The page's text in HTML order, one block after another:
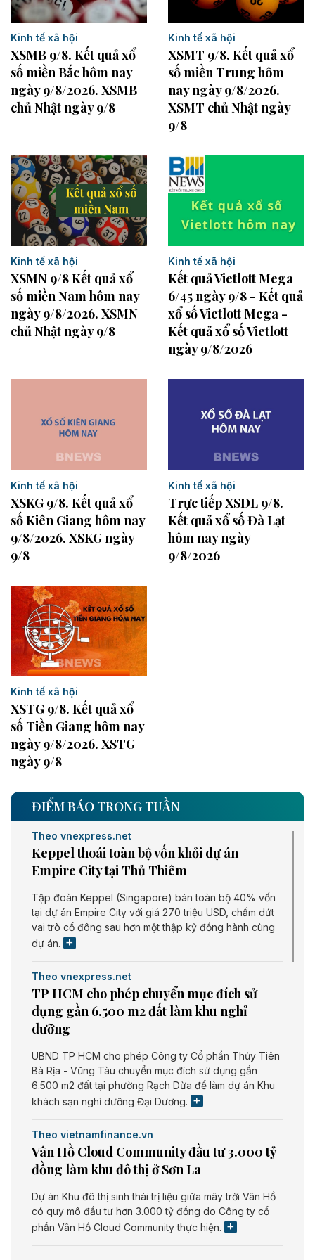
Kinh tế xã hội
XSMB 9/8. Kết quả xổ
số miền Bắc hôm nay
ngày 9/8/2026. XSMB
chủ Nhật ngày 9/8
Kinh tế xã hội
XSMT 9/8. Kết quả xổ
số miền Trung hôm
nay ngày 9/8/2026.
XSMT chủ Nhật ngày
9/8
Kinh tế xã hội
XSMN 9/8 Kết quả xổ
số miền Nam hôm nay
ngày 9/8/2026. XSMN
chủ Nhật ngày 9/8
Kinh tế xã hội
Kết quả Vietlott Mega
6/45 ngày 9/8 - Kết quả
xổ số Vietlott Mega -
Kết quả xổ số Vietlott
ngày 9/8/2026
Kinh tế xã hội
XSKG 9/8. Kết quả xổ
số Kiên Giang hôm nay
9/8/2026. XSKG ngày
9/8
Kinh tế xã hội
Trực tiếp XSĐL 9/8.
Kết quả xổ số Đà Lạt
hôm nay ngày
9/8/2026
Kinh tế xã hội
XSTG 9/8. Kết quả xổ
số Tiền Giang hôm nay
ngày 9/8/2026. XSTG
ngày 9/8
ĐIỂM BÁO TRONG TUẦN
Theo vnexpress.net
Keppel thoái toàn bộ vốn khỏi dự án
Empire City tại Thủ Thiêm
Tập đoàn Keppel (Singapore) bán toàn bộ 40% vốn
tại dự án Empire City với giá 270 triệu USD, chấm dứt
vai trò cổ đông sau hơn một thập kỷ đồng hành cùng
dự án.
Theo vnexpress.net
TP HCM cho phép chuyển mục đích sử
dụng gần 6.500 m2 đất làm khu nghỉ
dưỡng
UBND TP HCM cho phép Công ty Cổ phần Thủy Tiên
Bà Rịa - Vũng Tàu chuyển mục đích sử dụng gần
6.500 m2 đất tại phường Rạch Dừa để làm dự án Khu
khách sạn nghỉ dưỡng Đại Dương.
Theo vietnamfinance.vn
Vân Hồ Cloud Community đầu tư 3.000 tỷ
đồng làm khu đô thị ở Sơn La
Dự án Khu đô thị sinh thái trị liệu giữa mây trời Vân Hồ
có quy mô đầu tư hơn 3.000 tỷ đồng do Công ty cổ
phần Vân Hồ Cloud Community thực hiện.